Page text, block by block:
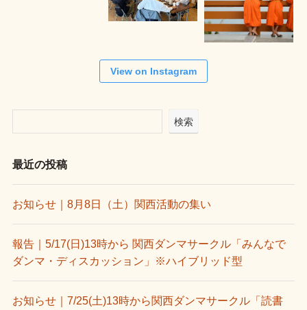
View on Instagram
検索
最近の投稿
お知らせ｜8月8日（土）関西活動の集い
報告｜5/17(日)13時から 関西ダンマサークル「みんなで
ダンマ・ディスカッション」※ハイブリッド型
お知らせ｜7/25(土)13時から関西ダンマサークル「読書